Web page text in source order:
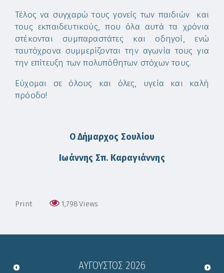
Τέλος να συγχαρώ τους γονείς των παιδιών και
τους εκπαιδευτικούς, που όλα αυτά τα χρόνια
στέκονται συμπαραστάτες και οδηγοί, ενώ
ταυτόχρονα συμμερίζονται την αγωνία τους για
την επίτευξη των πολυπόθητων στόχων τους.
Εύχομαι σε όλους και όλες, υγεία και καλή
πρόοδο!
Ο Δήμαρχος Σουλίου
Ιωάννης Σπ. Καραγιάννης
Print 1,798Views
ΑΎΓΟΥΣΤΟΣ 2026